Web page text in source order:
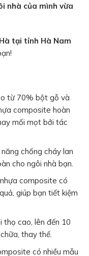
nhà của mình vừa
tại tỉnh Hà Nam
từ 70% bột gỗ và
composite hoàn
mối mọt bởi tác
chống cháy lan
cho ngôi nhà bạn.
composite có
giúp bạn tiết kiệm
thọ cao, lên đến 10
thay thế.
có nhiều mẫu